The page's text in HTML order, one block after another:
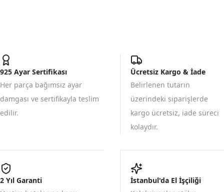
925 Ayar Sertifikası
Her parça bağımsız ayar
damgası ve sertifikayla teslim
edilir.
Ücretsiz Kargo & İade
Belirlenen tutarın
üzerindeki siparişlerde
kargo ücretsiz, iade süreci
kolaydır.
2 Yıl Garanti
İstanbul'da El İşçiliği